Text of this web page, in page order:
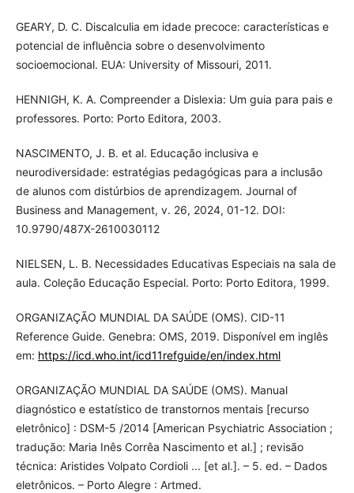
GEARY, D. C. Discalculia em idade precoce: características e
potencial de influência sobre o desenvolvimento
socioemocional. EUA: University of Missouri, 2011.
HENNIGH, K. A. Compreender a Dislexia: Um guia para pais e
professores. Porto: Porto Editora, 2003.
NASCIMENTO, J. B. et al. Educação inclusiva e
neurodiversidade: estratégias pedagógicas para a inclusão
de alunos com distúrbios de aprendizagem. Journal of
Business and Management, v. 26, 2024, 01-12. DOI:
10.9790/487X-2610030112
NIELSEN, L. B. Necessidades Educativas Especiais na sala de
aula. Coleção Educação Especial. Porto: Porto Editora, 1999.
ORGANIZAÇÃO MUNDIAL DA SAÚDE (OMS). CID-11
Reference Guide. Genebra: OMS, 2019. Disponível em inglês
em: https://icd.who.int/icd11refguide/en/index.html
ORGANIZAÇÃO MUNDIAL DA SAÚDE (OMS). Manual
diagnóstico e estatístico de transtornos mentais [recurso
eletrônico] : DSM-5 /2014 [American Psychiatric Association ;
tradução: Maria Inês Corrêa Nascimento et al.] ; revisão
técnica: Aristides Volpato Cordioli ... [et al.]. – 5. ed. – Dados
eletrônicos. – Porto Alegre : Artmed.